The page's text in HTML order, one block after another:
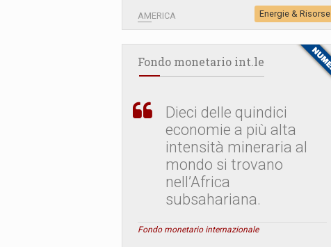
AMERICA Energie & Risorse
Fondo monetario int.le
Dieci delle quindici
economie a più alta
intensità mineraria al
mondo si trovano
nell’Africa
subsahariana.
Fondo monetario internazionale